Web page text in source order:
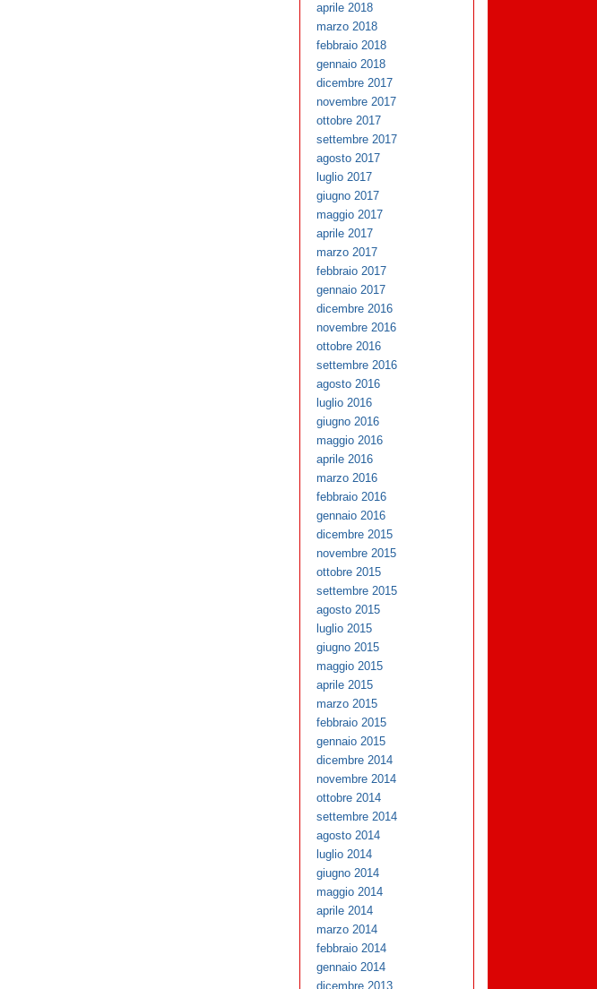
aprile 2018
marzo 2018
febbraio 2018
gennaio 2018
dicembre 2017
novembre 2017
ottobre 2017
settembre 2017
agosto 2017
luglio 2017
giugno 2017
maggio 2017
aprile 2017
marzo 2017
febbraio 2017
gennaio 2017
dicembre 2016
novembre 2016
ottobre 2016
settembre 2016
agosto 2016
luglio 2016
giugno 2016
maggio 2016
aprile 2016
marzo 2016
febbraio 2016
gennaio 2016
dicembre 2015
novembre 2015
ottobre 2015
settembre 2015
agosto 2015
luglio 2015
giugno 2015
maggio 2015
aprile 2015
marzo 2015
febbraio 2015
gennaio 2015
dicembre 2014
novembre 2014
ottobre 2014
settembre 2014
agosto 2014
luglio 2014
giugno 2014
maggio 2014
aprile 2014
marzo 2014
febbraio 2014
gennaio 2014
dicembre 2013